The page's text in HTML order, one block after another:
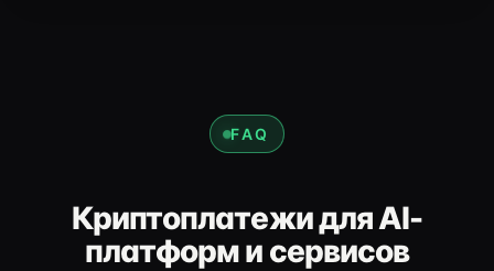
FAQ
Криптоплатежи для AI-
платформ и сервисов